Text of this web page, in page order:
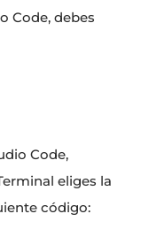
Code, debes
Code,
eliges la
código: